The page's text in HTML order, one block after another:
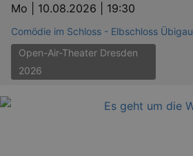
Mo | 10.08.2026 | 19:30
Comödie im Schloss - Elbschloss Übigau
Open-Air-Theater Dresden
2026